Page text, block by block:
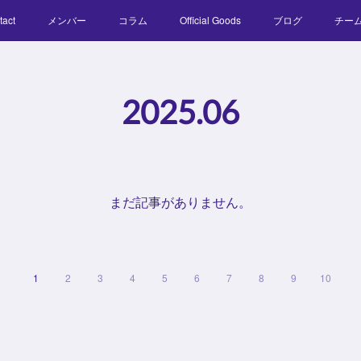
メンバー コラム Official Goods ブログ チー
2025.06
まだ記事がありません。
1 2 3 4 5 6 7 8 9 10